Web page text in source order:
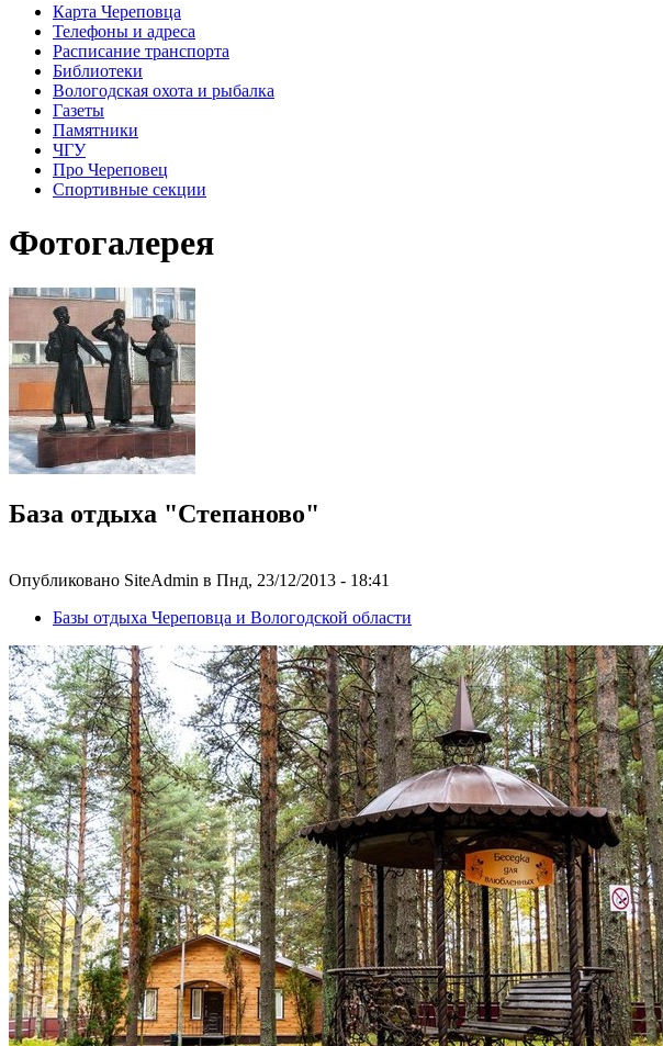
Карта Череповца
Телефоны и адреса
Расписание транспорта
Библиотеки
Вологодская охота и рыбалка
Газеты
Памятники
ЧГУ
Про Череповец
Спортивные секции
Фотогалерея
База отдыха "Степаново"
Опубликовано SiteAdmin в Пнд, 23/12/2013 - 18:41
Базы отдыха Череповца и Вологодской области